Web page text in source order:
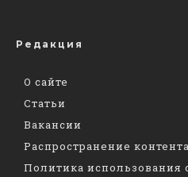
Редакция
О сайте
Статьи
Вакансии
Распространение
Политика использования